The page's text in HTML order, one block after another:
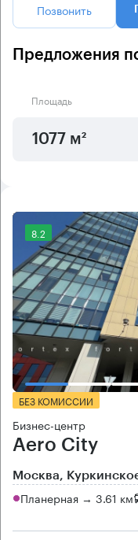
Позвонить
Предложения
Площадь
1077 м²
8.2
БЕЗ КОМИССИИ
Бизнес-центр
Aero City
Москва,
Планерная → 3.61 км